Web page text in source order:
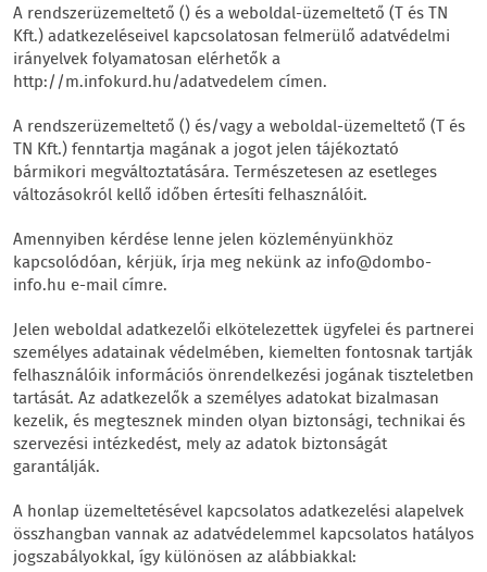
A rendszerüzemeltető () és a weboldal-üzemeltető (T és TN
Kft.) adatkezeléseivel kapcsolatosan felmerülő adatvédelmi
irányelvek folyamatosan elérhetők a
http://m.infokurd.hu/adatvedelem címen.
A rendszerüzemeltető () és/vagy a weboldal-üzemeltető (T és
TN Kft.) fenntartja magának a jogot jelen tájékoztató
bármikori megváltoztatására. Természetesen az esetleges
változásokról kellő időben értesíti felhasználóit.
Amennyiben kérdése lenne jelen közleményünkhöz
kapcsolódóan, kérjük, írja meg nekünk az info@dombo-
info.hu e-mail címre.
Jelen weboldal adatkezelői elkötelezettek ügyfelei és partnerei
személyes adatainak védelmében, kiemelten fontosnak tartják
felhasználóik információs önrendelkezési jogának tiszteletben
tartását. Az adatkezelők a személyes adatokat bizalmasan
kezelik, és megtesznek minden olyan biztonsági, technikai és
szervezési intézkedést, mely az adatok biztonságát
garantálják.
A honlap üzemeltetésével kapcsolatos adatkezelési alapelvek
összhangban vannak az adatvédelemmel kapcsolatos hatályos
jogszabályokkal, így különösen az alábbiakkal: